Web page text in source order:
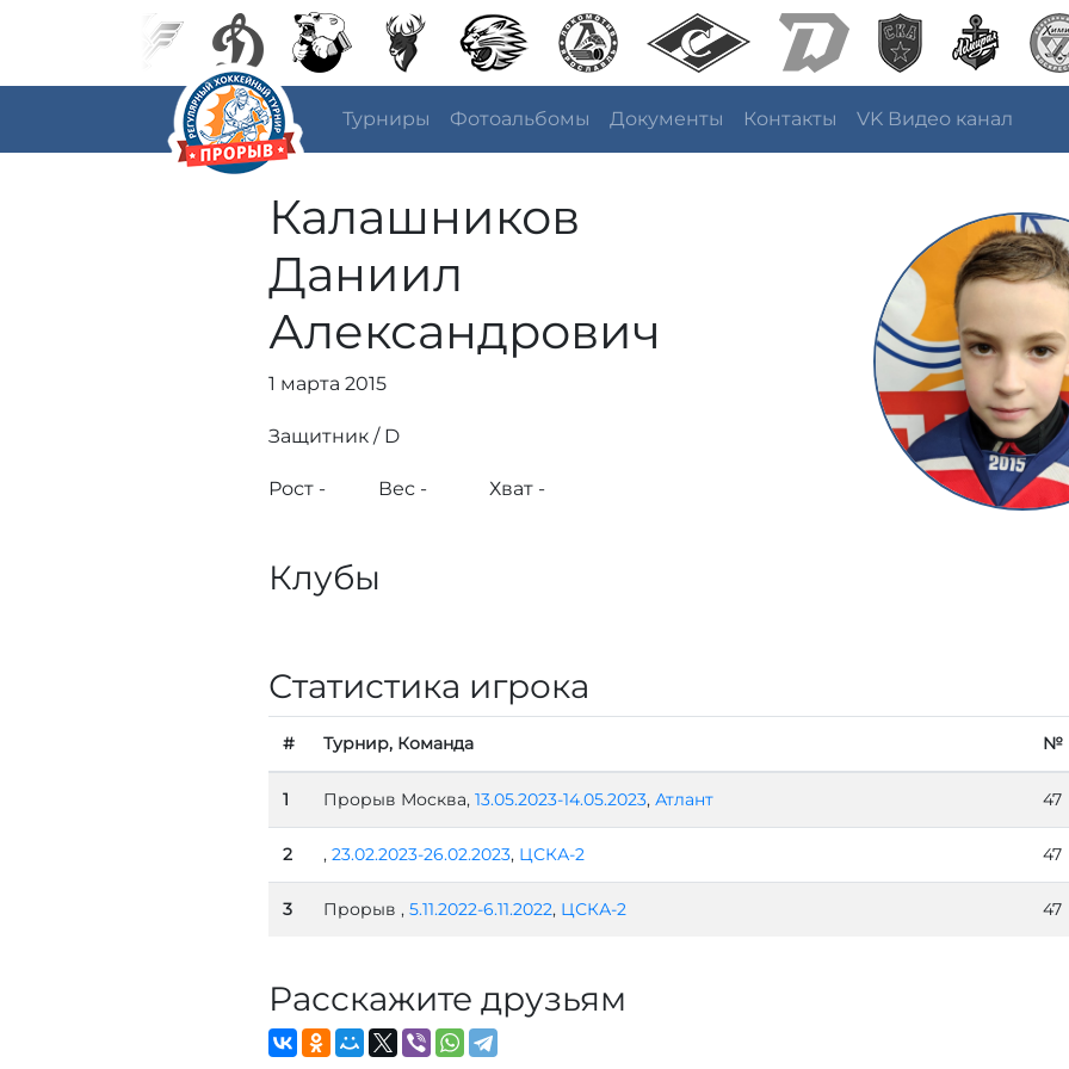
Турниры Фотоальбомы Документы Контакты VK Видео канал
Калашников
Даниил
Александрович
1 марта 2015
Защитник / D
Рост - Вес - Хват -
Клубы
Статистика игрока
# Турнир, Команда №
1 Прорыв Москва, 13.05.2023-14.05.2023, Атлант 47
2 , 23.02.2023-26.02.2023, ЦСКА-2 47
3 Прорыв , 5.11.2022-6.11.2022, ЦСКА-2 47
Расскажите друзьям